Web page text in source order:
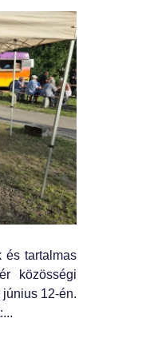
és tartalmas
közösségi
június 12-én.